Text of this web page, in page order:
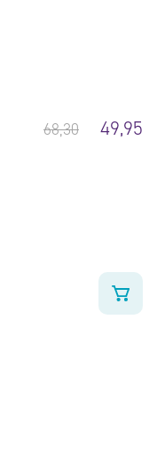
68,30 49,95